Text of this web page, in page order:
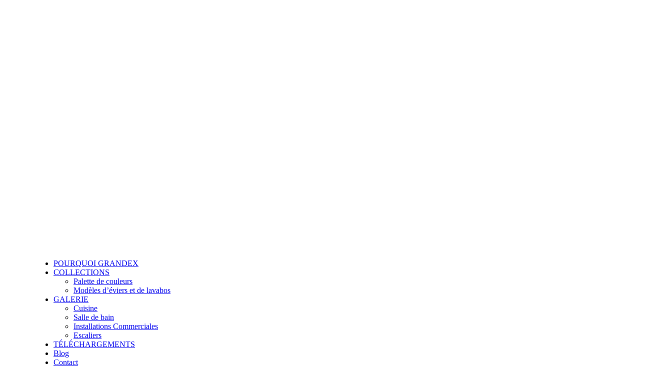
POURQUOI GRANDEX
COLLECTIONS
Palette de couleurs
Modèles d’éviers et de lavabos
GALERIE
Cuisine
Salle de bain
Installations Commerciales
Escaliers
TÉLÉCHARGEMENTS
Blog
Contact